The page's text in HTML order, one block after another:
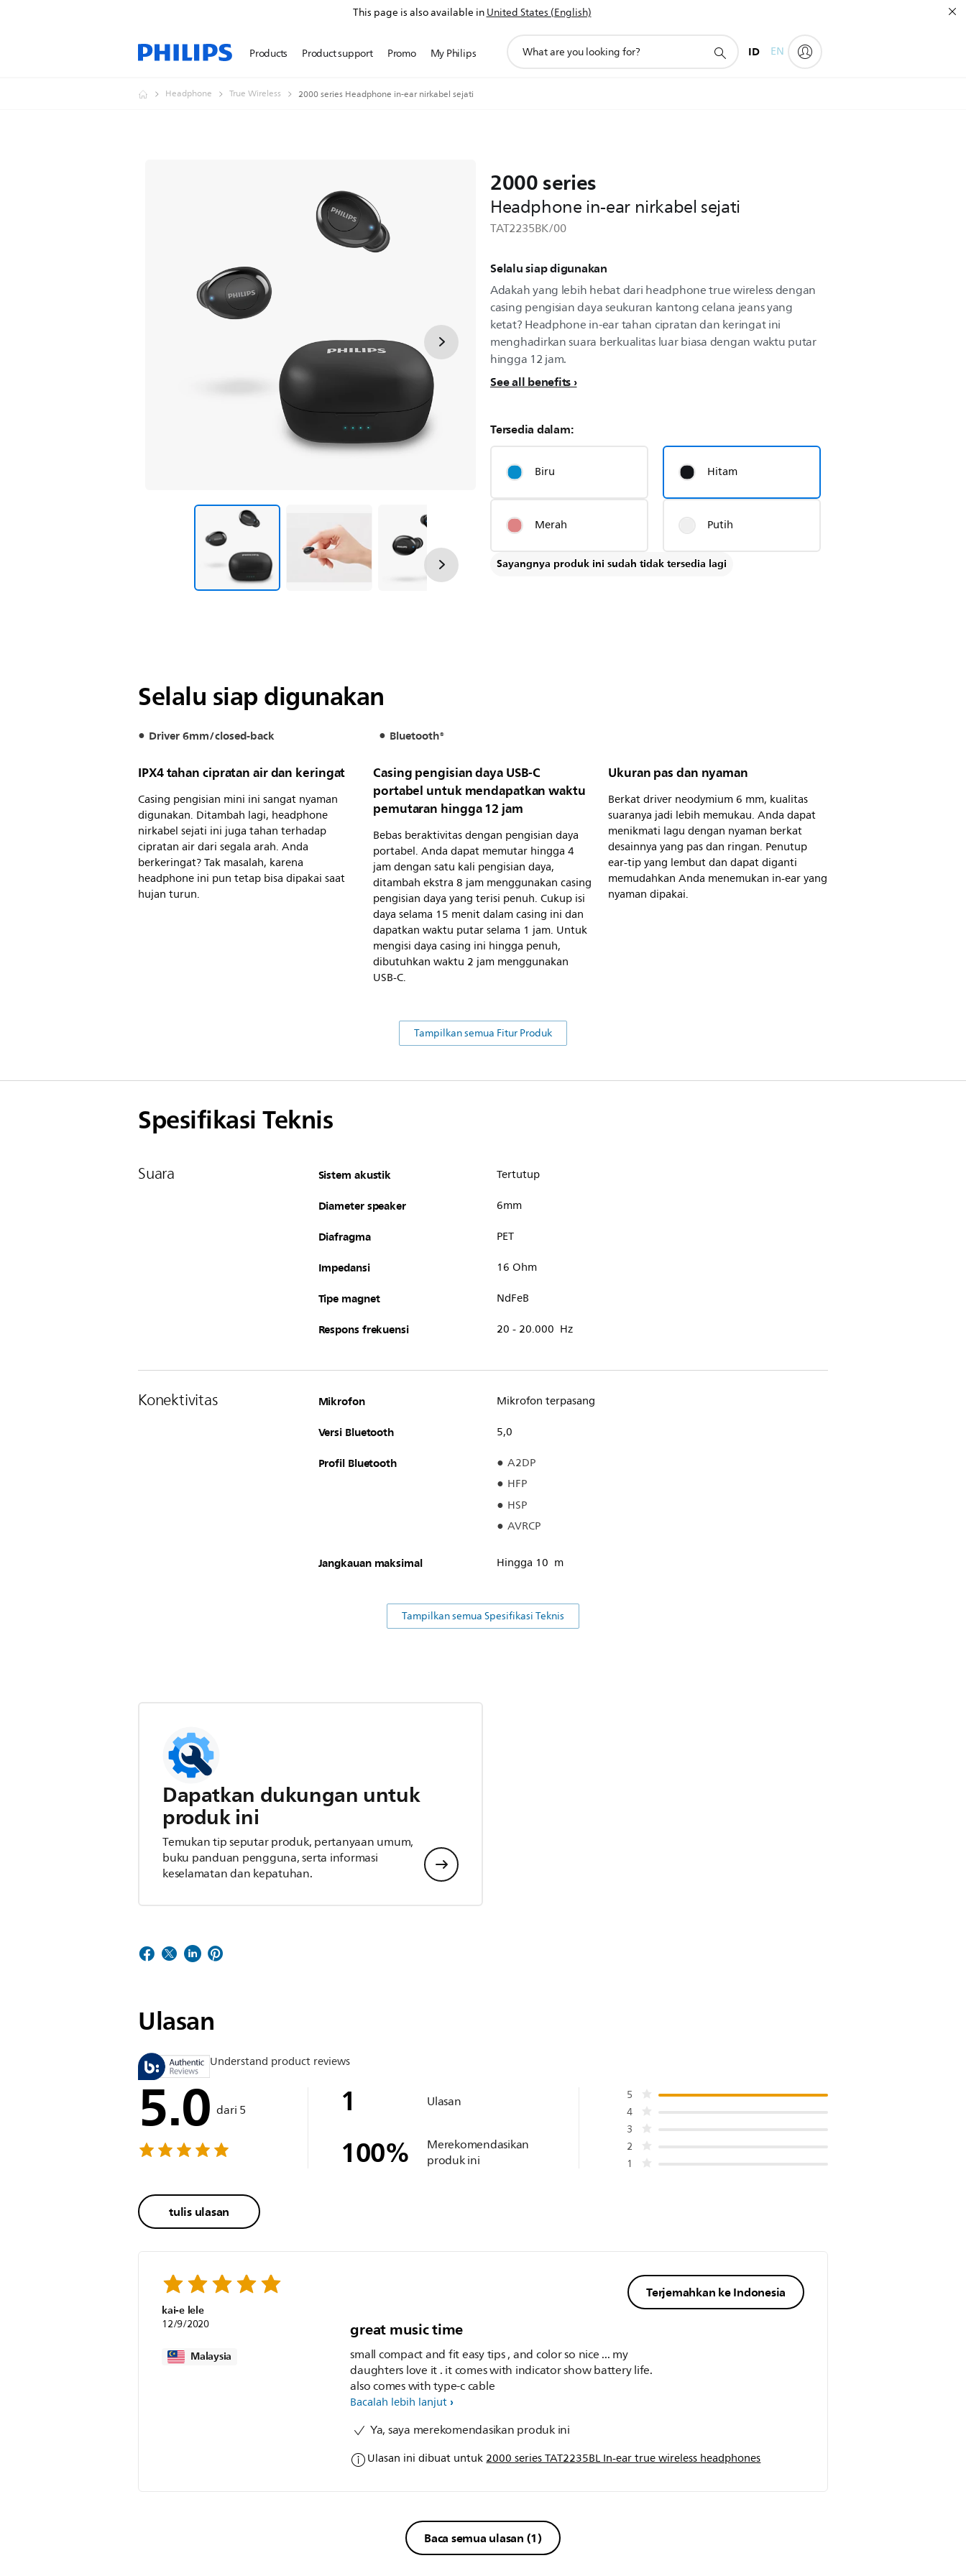
This page is also available inUnited States (English)
Products Product support Promo My Philips
pencarian
ID EN
Headphone True Wireless 2000 series Headphone in-ear nirkabel sejati
2000 series
Headphone in-ear nirkabel sejati
TAT2235BK/00
Selalu siap digunakan
Adakah yang lebih hebat dari headphone true wireless dengan
casing pengisian daya seukuran kantong celana jeans yang
ketat? Headphone in-ear tahan cipratan dan keringat ini
menghadirkan suara berkualitas luar biasa dengan waktu putar
hingga 12 jam.
See all benefits
Tersedia dalam:
Biru Hitam
Merah Putih
Sayangnya produk ini sudah tidak tersedia lagi
Selalu siap digunakan
Driver 6mm/closed-back Bluetooth®
IPX4 tahan cipratan air dan keringat
Casing pengisian mini ini sangat nyaman
digunakan. Ditambah lagi, headphone
nirkabel sejati ini juga tahan terhadap
cipratan air dari segala arah. Anda
berkeringat? Tak masalah, karena
headphone ini pun tetap bisa dipakai saat
hujan turun.
Casing pengisian daya USB-C
portabel untuk mendapatkan waktu
pemutaran hingga 12 jam
Bebas beraktivitas dengan pengisian daya
portabel. Anda dapat memutar hingga 4
jam dengan satu kali pengisian daya,
ditambah ekstra 8 jam menggunakan casing
pengisian daya yang terisi penuh. Cukup isi
daya selama 15 menit dalam casing ini dan
dapatkan waktu putar selama 1 jam. Untuk
mengisi daya casing ini hingga penuh,
dibutuhkan waktu 2 jam menggunakan
USB-C.
Ukuran pas dan nyaman
Berkat driver neodymium 6 mm, kualitas
suaranya jadi lebih memukau. Anda dapat
menikmati lagu dengan nyaman berkat
desainnya yang pas dan ringan. Penutup
ear-tip yang lembut dan dapat diganti
memudahkan Anda menemukan in-ear yang
nyaman dipakai.
Tampilkan semua Fitur Produk
Spesifikasi Teknis
Suara Sistem akustik Tertutup
Diameter speaker 6mm
Diafragma PET
Impedansi 16 Ohm
Tipe magnet NdFeB
Respons frekuensi 20 - 20.000 Hz
Konektivitas Mikrofon Mikrofon terpasang
Versi Bluetooth 5,0
Profil Bluetooth
A2DP
HFP
HSP
AVRCP
Jangkauan maksimal Hingga 10 m
Tampilkan semua Spesifikasi Teknis
Dapatkan dukungan untuk
produk ini
Temukan tip seputar produk, pertanyaan umum,
buku panduan pengguna, serta informasi
keselamatan dan kepatuhan.
Ulasan
Understand product reviews
5.0 dari 5
tulis ulasan
1 Ulasan
100%
Merekomendasikan
produk ini
5
4
3
2
1
kai-e lele
12/9/2020
Malaysia
Terjemahkan ke Indonesia
great music time
small compact and fit easy tips , and color so nice ... my
daughters love it . it comes with indicator show battery life.
also comes with type-c cable
Bacalah lebih lanjut
Ya, saya merekomendasikan produk ini
Ulasan ini dibuat untuk2000 series TAT2235BL In-ear true wireless headphones
Baca semua ulasan(1)